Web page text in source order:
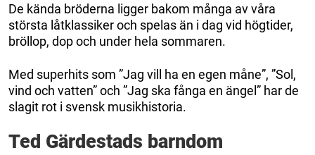
De kända bröderna ligger bakom många av våra
största låtklassiker och spelas än i dag vid högtider,
bröllop, dop och under hela sommaren.
Med superhits som ”Jag vill ha en egen måne”, ”Sol,
vind och vatten” och ”Jag ska fånga en ängel” har de
slagit rot i svensk musikhistoria.
Ted Gärdestads barndom